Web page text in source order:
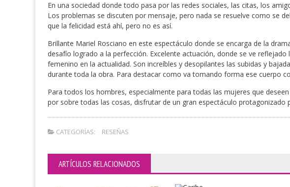
En una sociedad donde todo pasa por las redes sociales, las citas, los
Los problemas se discuten por mensaje, pero nada se resuelve como se
que la felicidad está ahí, pero no es así.
Brillante Mariel Rosciano en este espectáculo donde se encarga de la
desafío logrado a la perfección. Excelente actuación, donde se ve
femenino en la actualidad. Son increíbles y desopilantes las subidas y
durante toda la obra. Para destacar como va tomando forma ese cuerpo
Para todos los hombres, especialmente para todas las mujeres que
por sobre todas las cosas, disfrutar de un gran espectáculo protagonizado
CATEGORÍAS: RESEÑAS
ARTÍCULOS RELACIONADOS